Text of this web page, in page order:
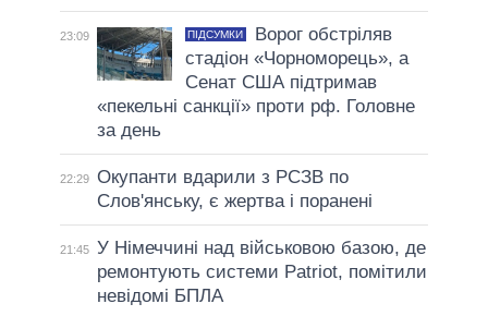
23:09 ПІДСУМКИ
Ворог обстріляв
стадіон «Чорноморець», а
Сенат США підтримав
«пекельні санкції» проти рф. Головне
за день
22:29 Окупанти вдарили з РСЗВ по
Слов'янську, є жертва і поранені
21:45 У Німеччині над військовою базою, де
ремонтують системи Patriot, помітили
невідомі БПЛА